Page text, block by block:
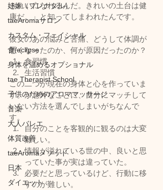
妊娠（プレナタル）
taeAromaサロン
カスタム・フェイシャル
食/eclipse
身体を温めるオプショナル
tae Therapist School
子供のためのアロママッサージ
音楽
大人バレエ
体質改善
taeAromaメソッド
日本
ダイエット
きれいになれるんだ。きれいの土台は健
康だ。」と知ってしまわれたんです。
彼女のあの悩みと苦痛、どうして体調が
悪くなったのか、何が原因だったのか？
食習慣
生活習慣
この二つが現在の身体と心を作っていま
す。が意外なことに、自分にマッチして
いない方法を選んでしまいがちなんで
す。
自分のことを客観的に観るのは大変
難しい。
情報が溢れている世の中、良いと思
っていた事が実は違っていた。
必要だと思っているけど、行動に移
すのが難しい。